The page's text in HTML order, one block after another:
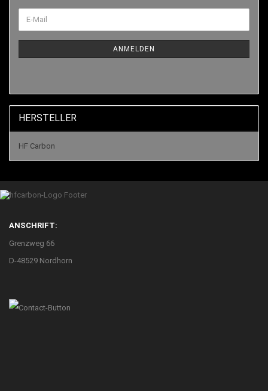
ANMELDEN
HERSTELLER
HF Carbon
ANSCHRIFT:
Grenzweg 66
D-48529 Nordhorn